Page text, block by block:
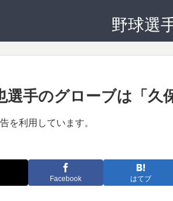
野球選
選手のグローブは「久
を利用しています。
Facebook はてブ